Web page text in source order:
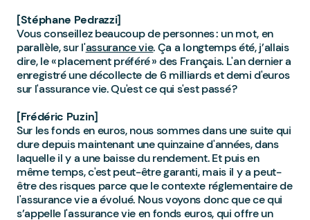
[Stéphane Pedrazzi]
Vous conseillez beaucoup de personnes : un mot, en
parallèle, sur l'assurance vie. Ça a longtemps été, j’allais
dire, le « placement préféré » des Français. L'an dernier a
enregistré une décollecte de 6 milliards et demi d'euros
sur l'assurance vie. Qu'est ce qui s'est passé ?
[Frédéric Puzin]
Sur les fonds en euros, nous sommes dans une suite qui
dure depuis maintenant une quinzaine d'années, dans
laquelle il y a une baisse du rendement. Et puis en
même temps, c'est peut-être garanti, mais il y a peut-
être des risques parce que le contexte réglementaire de
l'assurance vie a évolué. Nous voyons donc que ce qui
s’appelle l'assurance vie en fonds euros, qui offre un